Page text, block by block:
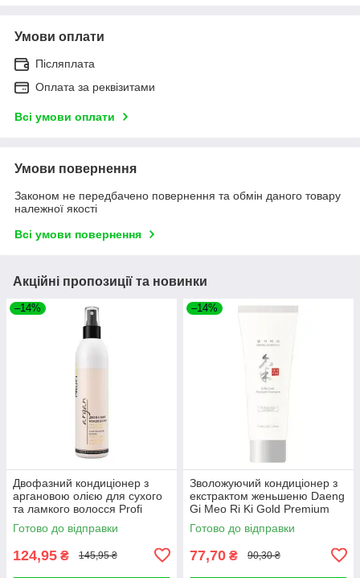
Умови оплати
Післяплата
Оплата за реквізитами
Всі умови оплати
Умови повернення
Законом не передбачено повернення та обмін даного товару
належної якості
Всі умови повернення
Акційні пропозиції та новинки
–14%
Двофазний кондиціонер з
аргановою олією для сухого
та ламкого волосся Profi
style, 250ml
Готово до відправки
124,95 ₴ 145,95 ₴
–14%
Зволожуючий кондиціонер з
екстрактом женьшеню Daeng
Gi Meo Ri Ki Gold Premium
Treatment 50ml
Готово до відправки
77,70 ₴ 90,30 ₴